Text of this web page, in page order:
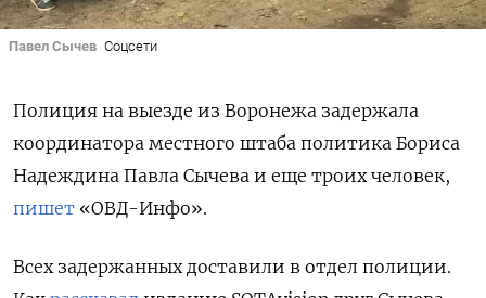
Павел Сычев Соцсети
Полиция на выезде из Воронежа задержала
координатора местного штаба политика Бориса
Надеждина Павла Сычева и еще троих человек,
пишет «ОВД-Инфо».
Всех задержанных доставили в отдел полиции.